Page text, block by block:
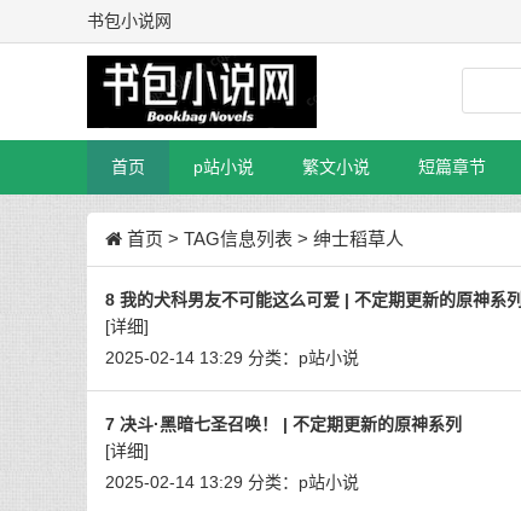
书包小说网
首页 p站小说 繁文小说 短篇章节
首页 > TAG信息列表 > 绅士稻草人
8 我的犬科男友不可能这么可爱 | 不定期更新的原神系列
[详细]
2025-02-14 13:29 分类： p站小说
7 决斗·黑暗七圣召唤！ | 不定期更新的原神系列
[详细]
2025-02-14 13:29 分类： p站小说